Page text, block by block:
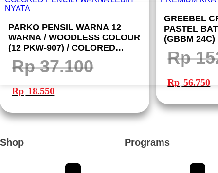
PARKO PENSIL WARNA 12
WARNA / WOODLESS COLOUR
(12 PKW-907) / COLORED
PENCIL / WARNA LEBIH NYATA
Rp37.100
Harga
adalah:
Rp 37.100.
Rp 18.550ini
adalah:
GREEBEL
PASTEL
(GBBM 24C)
KRAYON
Rp
Harga
adalah:
Rp 152.900.
Rp 56.750ini
Shop Programs